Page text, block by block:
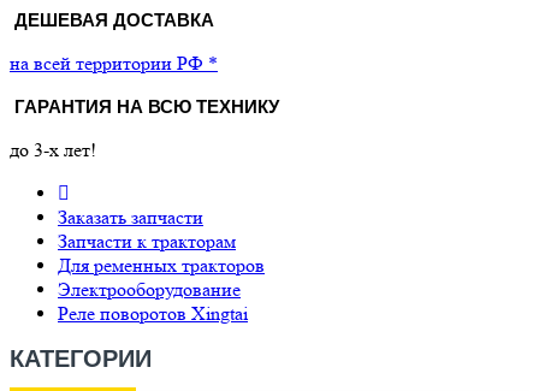
ДЕШЕВАЯ ДОСТАВКА
на всей территории РФ *
ГАРАНТИЯ НА ВСЮ ТЕХНИКУ
до 3-х лет!
Заказать запчасти
Запчасти к тракторам
Для ременных тракторов
Электрооборудование
Реле поворотов Xingtai
КАТЕГОРИИ